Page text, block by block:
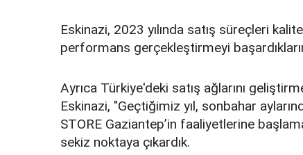
Eskinazi, 2023 yılında satış süreçleri
performans gerçekleştirmeyi
Ayrıca Türkiye'deki satış ağlarını
Eskinazi, "Geçtiğimiz yıl, sonbahar
STORE Gaziantep’in faaliyetlerine
sekiz noktaya çıkardık.